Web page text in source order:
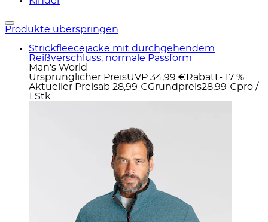
Produkte überspringen
Strickfleecejacke mit durchgehendem
Reißverschluss, normale Passform
Man's World
Ursprünglicher PreisUVP 34,99 € Rabatt- 17 %
Aktueller Preisab 28,99 €Grundpreis28,99 €pro /
1 Stk